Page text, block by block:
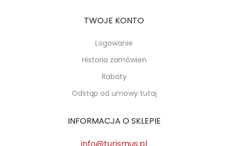
TWOJE KONTO
Logowanie
Historia zamówień
Rabaty
Odstąp od umowy tutaj
INFORMACJA O SKLEPIE